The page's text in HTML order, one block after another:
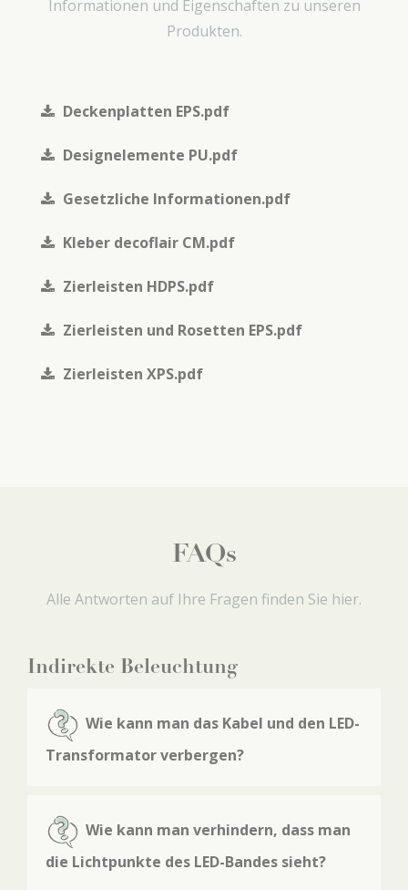
Informationen und Eigenschaften zu unseren
Produkten.
Deckenplatten EPS.pdf
Designelemente PU.pdf
Gesetzliche Informationen.pdf
Kleber decoflair CM.pdf
Zierleisten HDPS.pdf
Zierleisten und Rosetten EPS.pdf
Zierleisten XPS.pdf
FAQs
Alle Antworten auf Ihre Fragen finden Sie hier.
Indirekte Beleuchtung
Wie kann man das Kabel und den LED-
Transformator verbergen?
Wie kann man verhindern, dass man
die Lichtpunkte des LED-Bandes sieht?